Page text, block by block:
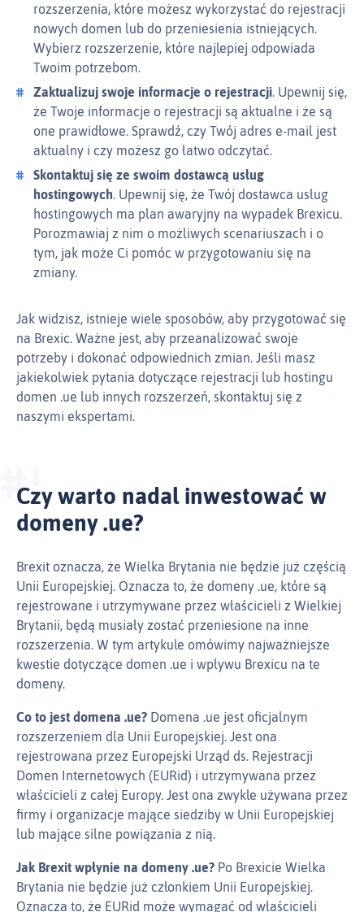
rozszerzenia, które możesz wykorzystać do rejestracji
nowych domen lub do przeniesienia istniejących.
Wybierz rozszerzenie, które najlepiej odpowiada
Twoim potrzebom.
Zaktualizuj swoje informacje o rejestracji. Upewnij się,
że Twoje informacje o rejestracji są aktualne i że są
one prawidłowe. Sprawdź, czy Twój adres e‑mail jest
aktualny i czy możesz go łatwo odczytać.
Skontaktuj się ze swoim dostawcą usług
hostingowych. Upewnij się, że Twój dostawca usług
hostingowych ma plan awaryjny na wypadek Brexicu.
Porozmawiaj z nim o możliwych scenariuszach i o
tym, jak może Ci pomóc w przygotowaniu się na
zmiany.
Jak widzisz, istnieje wiele sposobów, aby przygotować się
na Brexic. Ważne jest, aby przeanalizować swoje
potrzeby i dokonać odpowiednich zmian. Jeśli masz
jakiekolwiek pytania dotyczące rejestracji lub hostingu
domen .ue lub innych rozszerzeń, skontaktuj się z
naszymi ekspertami.
Czy warto nadal inwestować w
domeny .ue?
Brexit oznacza, że Wielka Brytania nie będzie już częścią
Unii Europejskiej. Oznacza to, że domeny .ue, które są
rejestrowane i utrzymywane przez właścicieli z Wielkiej
Brytanii, będą musiały zostać przeniesione na inne
rozszerzenia. W tym artykule omówimy najważniejsze
kwestie dotyczące domen .ue i wpływu Brexicu na te
domeny.
Co to jest domena .ue? Domena .ue jest oficjalnym
rozszerzeniem dla Unii Europejskiej. Jest ona
rejestrowana przez Europejski Urząd ds. Rejestracji
Domen Internetowych (EURid) i utrzymywana przez
właścicieli z całej Europy. Jest ona zwykle używana przez
firmy i organizacje mające siedziby w Unii Europejskiej
lub mające silne powiązania z nią.
Jak Brexit wpłynie na domeny .ue? Po Brexicie Wielka
Brytania nie będzie już członkiem Unii Europejskiej.
Oznacza to, że EURid może wymagać od właścicieli